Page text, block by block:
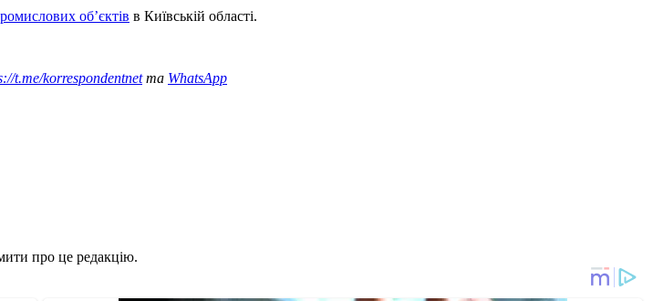
обʼєктів в Київській області.
t.me/korrespondentnetта WhatsApp
про це редакцію.